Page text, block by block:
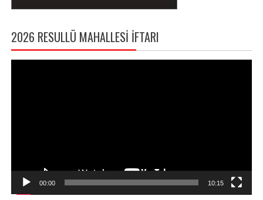
2026 RESULLÜ MAHALLESI İFTARI
00:00 10:15